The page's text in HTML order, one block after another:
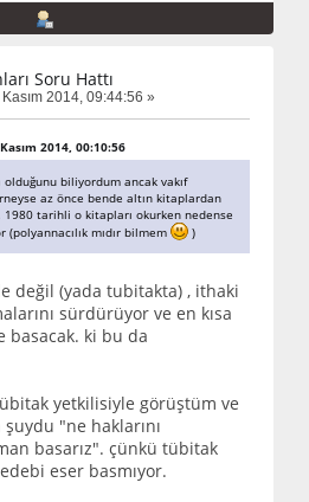
Soru Hattı
Kasım 2014, 09:44:56 »
2014, 00:10:56
biliyordum ancak vakıf
az önce bende altın kitaplardan
1980 tarihli o kitapları okurken nedense
mıdır bilmem
)
değil (yada tubitakta) , ithaki
sürdürüyor ve en kısa
basacak. ki bu da
yetkilisiyle görüştüm ve
"ne haklarını
basarız". çünkü tübitak
eser basmıyor.